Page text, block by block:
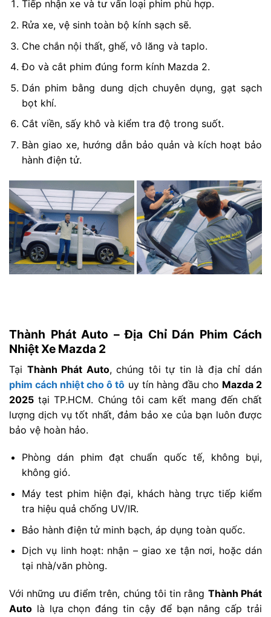
Tiếp nhận xe và tư vấn loại phim phù hợp.
Rửa xe, vệ sinh toàn bộ kính sạch sẽ.
Che chắn nội thất, ghế, vô lăng và taplo.
Đo và cắt phim đúng form kính Mazda 2.
Dán phim bằng dung dịch chuyên dụng, gạt sạch
bọt khí.
Cắt viền, sấy khô và kiểm tra độ trong suốt.
Bàn giao xe, hướng dẫn bảo quản và kích hoạt bảo
hành điện tử.
Thành Phát Auto – Địa Chỉ Dán Phim Cách
Nhiệt Xe Mazda 2
Tại Thành Phát Auto, chúng tôi tự tin là địa chỉ dán
phim cách nhiệt cho ô tô uy tín hàng đầu cho Mazda 2
2025 tại TP.HCM. Chúng tôi cam kết mang đến chất
lượng dịch vụ tốt nhất, đảm bảo xe của bạn luôn được
bảo vệ hoàn hảo.
Phòng dán phim đạt chuẩn quốc tế, không bụi,
không gió.
Máy test phim hiện đại, khách hàng trực tiếp kiểm
tra hiệu quả chống UV/IR.
Bảo hành điện tử minh bạch, áp dụng toàn quốc.
Dịch vụ linh hoạt: nhận – giao xe tận nơi, hoặc dán
tại nhà/văn phòng.
Với những ưu điểm trên, chúng tôi tin rằng Thành Phát
Auto là lựa chọn đáng tin cậy để bạn nâng cấp trải